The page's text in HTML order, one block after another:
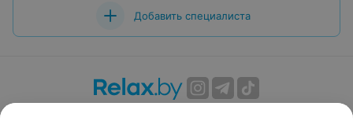
Добавить специалиста